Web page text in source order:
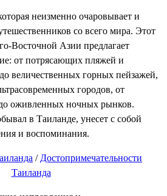
неизменно очаровывает и
со всего мира. Этот
Восточной Азии предлагает
от потрясающих пляжей и
величественных горных пейзажей,
городов, от
оживленных ночных рынков.
в Таиланде, унесет с собой
и воспоминания.
/ Достопримечательности
Таиланда